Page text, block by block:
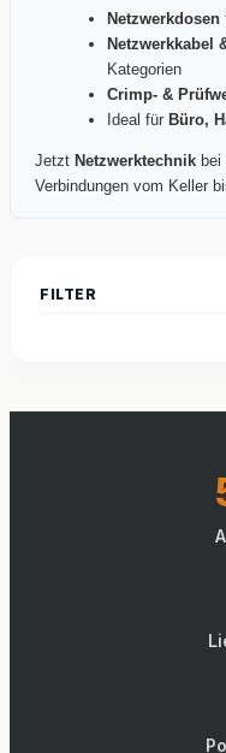
Netzwerkdosen
Netzwerkkabel
Kategorien
Crimp- &
Ideal für Büro,
Jetzt Netzwerktechnik
Verbindungen vom Keller